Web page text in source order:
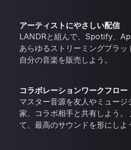
アーティストにやさしい配信
LANDRと組んで、Spotify、
あらゆるストリーミングプラッ
自分の音楽を販売しよう。
コラボレーションワークフロー
マスター音源を友人やミュージ
家、コラボ相手と共有しよう。
て、最高のサウンドを形にしよ